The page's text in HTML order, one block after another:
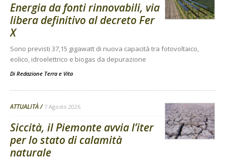
Energia da fonti rinnovabili, via
libera definitivo al decreto Fer
X
Sono previsti 37,15 gigawatt di nuova capacità tra fotovoltaico,
eolico, idroelettrico e biogas da depurazione
Di Redazione Terra e Vita
ATTUALITÀ 7 Agosto 2026
Siccità, il Piemonte avvia l’iter
per lo stato di calamità
naturale